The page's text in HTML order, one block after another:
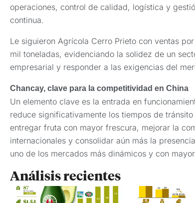
operaciones, control de calidad, logística y
continua.
Le siguieron Agrícola Cerro Prieto con ventas
mil toneladas, evidenciando la solidez de un
empresarial y responder a las exigencias del
Chancay, clave para la competitividad en China
Un elemento clave es la entrada en
reduce significativamente los tiempos de
entregar fruta con mayor frescura, mejorar la
internacionales y consolidar aún más la
uno de los mercados más dinámicos y con
Análisis recientes